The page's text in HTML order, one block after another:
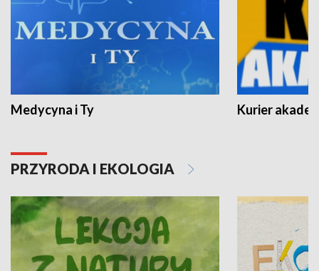
Medycyna i Ty Kurier
PRZYRODA I EKOLOGIA